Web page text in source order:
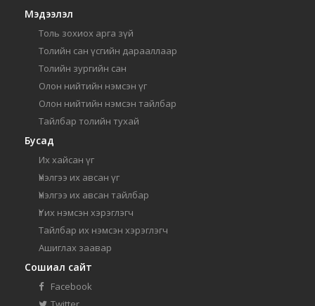
Мэдээлэл
Толь зохиох арга зүй
Толийн сан үсгийн дарааллаар
Толийн зургийн сан
Олон нийтийн нэмсэн үг
Олон нийтийн нэмсэн тайлбар
Тайлбар толийн тухай
Бусад
Их хайсан үг
Үнэлгээ их авсан үг
Үнэлгээ их авсан тайлбар
Үг их нэмсэн хэрэглэгч
Тайлбар их нэмсэн хэрэглэгч
Ашиглах заавар
Сошиал сайт
Facebook